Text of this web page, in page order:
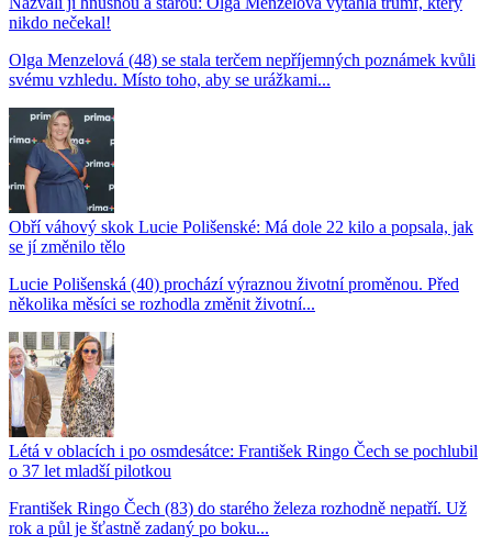
nikdo nečekal!
Olga Menzelová (48) se stala terčem nepříjemných poznámek kvůli
svému vzhledu. Místo toho, aby se urážkami...
Obří váhový skok Lucie Polišenské: Má dole 22 kilo a popsala, jak
se jí změnilo tělo
Lucie Polišenská (40) prochází výraznou životní proměnou. Před
několika měsíci se rozhodla změnit životní...
Létá v oblacích i po osmdesátce: František Ringo Čech se pochlubil
o 37 let mladší pilotkou
František Ringo Čech (83) do starého železa rozhodně nepatří. Už
rok a půl je šťastně zadaný po boku...